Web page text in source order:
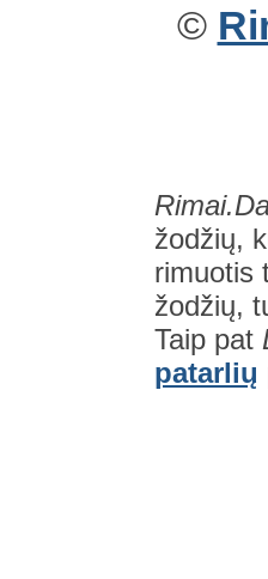
©
žodžių,
rimuotis
žodžių,
Taip pat
patarlių